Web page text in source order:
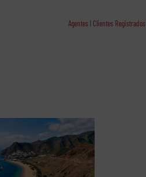
Agentes | Clientes Registrados